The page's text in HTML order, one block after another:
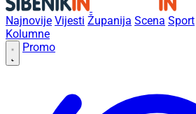
Najnovije Vijesti Županija Scena Sport
Kolumne
Promo